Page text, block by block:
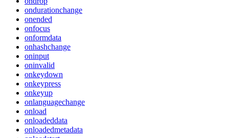
ondurationchange
onended
onfocus
onformdata
onhashchange
oninput
oninvalid
onkeydown
onkeypress
onkeyup
onlanguagechange
onload
onloadeddata
onloadedmetadata